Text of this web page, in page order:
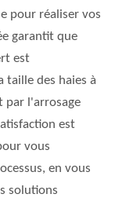
pour réaliser vos
garantit que
est
taille des haies à
par l'arrosage
est
vous
en vous
solutions